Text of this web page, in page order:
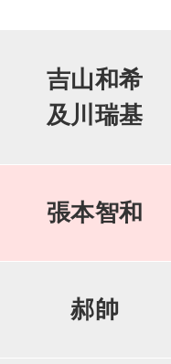
吉山和希
及川瑞基
張本智和
郝帥